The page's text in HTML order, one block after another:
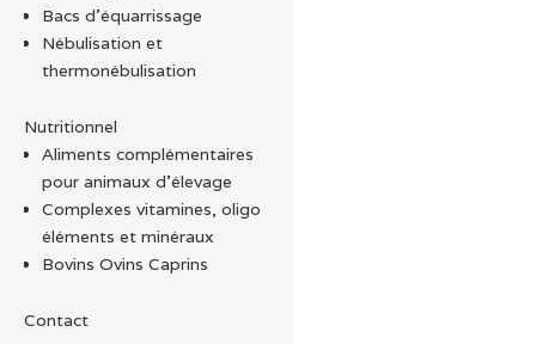
Bacs d'équarrissage
Nébulisation et
thermonébulisation
Nutritionnel
Aliments complémentaires
pour animaux d'élevage
Complexes vitamines, oligo
éléments et minéraux
Bovins Ovins Caprins
Contact